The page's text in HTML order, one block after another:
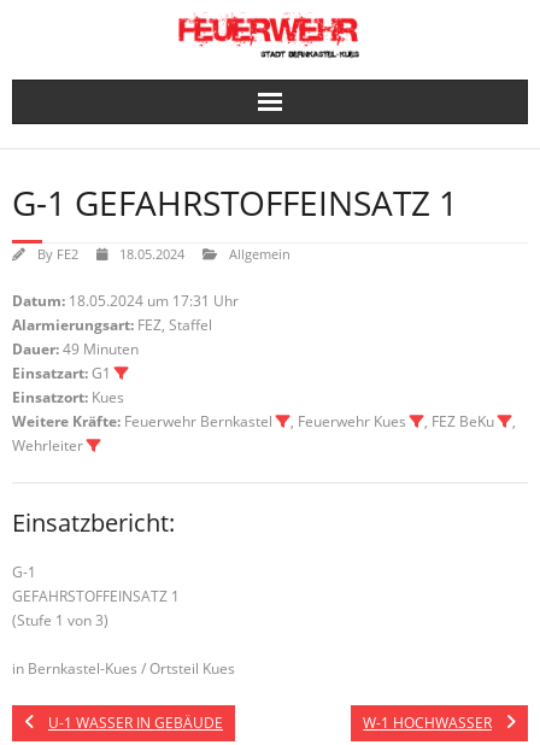
G-1 GEFAHRSTOFFEINSATZ 1
By FE2 18.05.2024 Allgemein
Datum: 18.05.2024 um 17:31 Uhr
Alarmierungsart: FEZ, Staffel
Dauer:49 Minuten
Einsatzart:G1
Einsatzort: Kues
Weitere Kräfte: Feuerwehr Bernkastel , Feuerwehr Kues , FEZ BeKu
,
Wehrleiter
Einsatzbericht:
G-1
GEFAHRSTOFFEINSATZ 1
(Stufe 1 von 3)
in Bernkastel-Kues / Ortsteil Kues
U-1 WASSER IN GEBÄUDE W-1 HOCHWASSER